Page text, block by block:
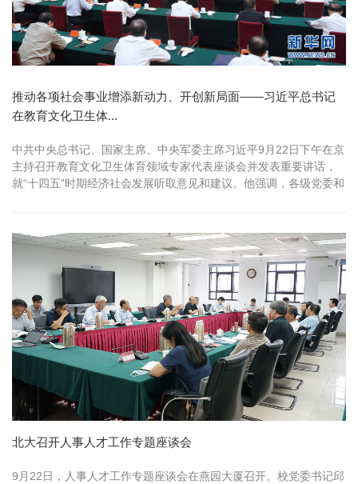
推动各项社会事业增添新动力、开创新局面——习近平总书记
在教育文化卫生体...
中共中央总书记、国家主席、中央军委主席习近平9月22日下午在京
主持召开教育文化卫生体育领域专家代表座谈会并发表重要讲话，
就“十四五”时期经济社会发展听取意见和建议。他强调，各级党委和
北大召开人事人才工作专题座谈会
9月22日，人事人才工作专题座谈会在燕园大厦召开。校党委书记邱